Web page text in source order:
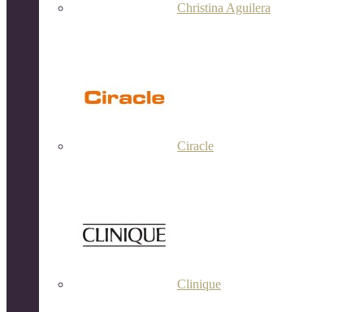
Christina Aguilera
Ciracle
Clinique